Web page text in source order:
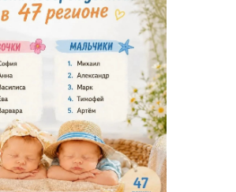
вMAX . Не теряйте. //
vk.com/wall-